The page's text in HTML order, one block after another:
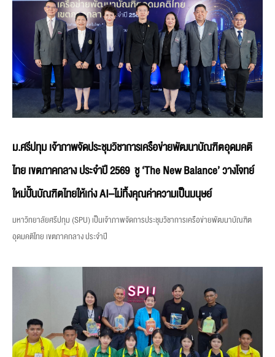
ม.ศรีปทุม เจ้าภาพจัดประชุมวิชาการเครือข่ายพัฒนาบัณฑิตอุดมคติ
ไทย เขตภาคกลาง ประจำปี 2569 ชู ‘The New Balance’ วางโจทย์
ใหม่ปั้นบัณฑิตไทยให้เก่ง AI–ไม่ทิ้งคุณค่าความเป็นมนุษย์
มหาวิทยาลัยศรีปทุม (SPU) เป็นเจ้าภาพจัดการประชุมวิชาการเครือข่ายพัฒนาบัณฑิต
อุดมคติไทย เขตภาคกลาง ประจำปี